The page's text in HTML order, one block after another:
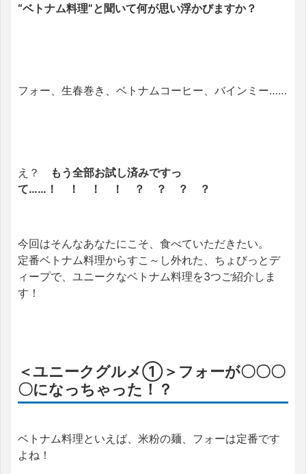
“ベトナム料理”と聞いて何が思い浮かびますか？
フォー、生春巻き、ベトナムコーヒー、バインミー……
え？
もう全部お試し済みですっ
て……！ ！ ！ ！ ？ ？ ？ ？
今回はそんなあなたにこそ、食べていただきたい。
定番ベトナム料理からすこ～し外れた、ちょびっとデ
ィープで、ユニークなベトナム料理を3つご紹介しま
す！
＜ユニークグルメ①＞フォーが〇〇〇
〇になっちゃった！？
ベトナム料理といえば、米粉の麺、フォーは定番です
よね！